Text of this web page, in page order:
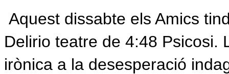
Aquest dissabte els Amics
Delirio teatre de 4:48 Psicosi.
irònica a la desesperació